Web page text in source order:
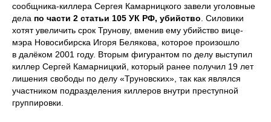
сообщника-киллера Сергея Камарницкого завели уголовные
дела по части 2 статьи 105 УК РФ, убийство . Силовики
хотят увеличить срок Трунову, вменив ему убийство вице-
мэра Новосибирска Игоря Белякова, которое произошло
в далёком 2001 году. Вторым фигурантом по делу выступил
киллер Сергей Камарницкий, который ранее получил 19 лет
лишения свободы по делу «Труновских», так как являлся
участником подразделения киллеров внутри преступной
группировки.